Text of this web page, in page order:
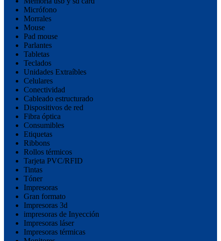
Micrófono
Morrales
Mouse
Pad mouse
Parlantes
Tabletas
Teclados
Unidades Extraíbles
Celulares
Conectividad
Cableado estructurado
Dispositivos de red
Fibra óptica
Consumibles
Etiquetas
Ribbons
Rollos térmicos
Tarjeta PVC/RFID
Tintas
Tóner
Impresoras
Gran formato
Impresoras 3d
impresoras de Inyección
Impresoras láser
Impresoras térmicas